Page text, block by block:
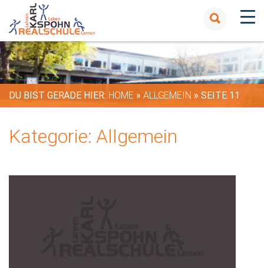
DU BIST GERADE HIER: HOME » ALLGEMEIN »SEITE 11
Kategorie:Allgemein